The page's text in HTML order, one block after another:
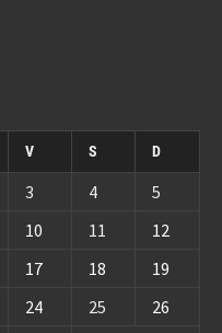
V S D
3 4
5
10 11
12
17 18
19
24 25
26